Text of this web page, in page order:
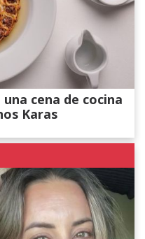
cena de cocina
Karas